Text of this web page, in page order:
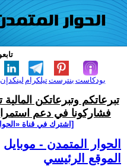
لينكدإن تيلكرامبنترست بودكاست
تبرعاتكم وتبرعاتكن
فشاركونا في دعم
[اشترك في قناة
الحوار المتمدن - موبايل
الموقع الرئيسي